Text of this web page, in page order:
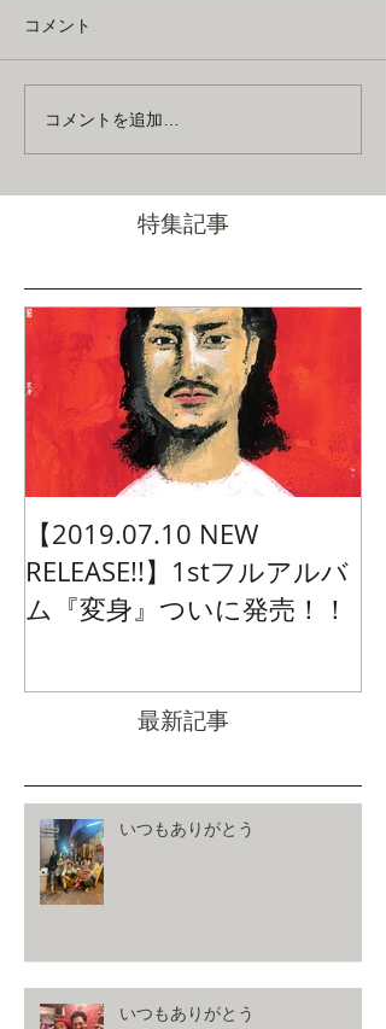
いつもありがとう
コメント
コメントを追加…
特集記事
【2019.07.10 NEW
RELEASE!!】1stフルアルバ
ム『変身』ついに発売！！
最新記事
いつもありがとう
いつもありがとう